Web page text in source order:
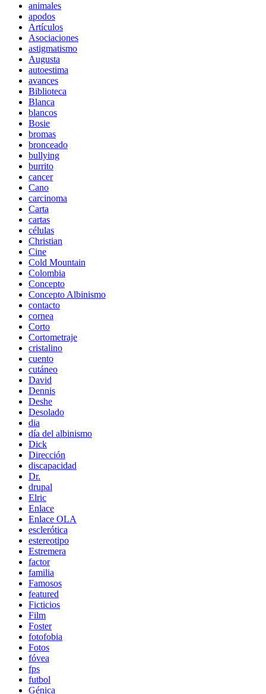
animales
apodos
Artículos
Asociaciones
astigmatismo
Augusta
autoestima
avances
Biblioteca
Blanca
blancos
Bosie
bromas
bronceado
bullying
burrito
cancer
Cano
carcinoma
Carta
cartas
células
Christian
Cine
Cold Mountain
Colombia
Concepto
Concepto Albinismo
contacto
cornea
Corto
Cortometraje
cristalino
cuento
cutáneo
David
Dennis
Deshe
Desolado
dia
día del albinismo
Dick
Dirección
discapacidad
Dr.
drupal
Elric
Enlace
Enlace OLA
esclerótica
estereotipo
Estremera
factor
familia
Famosos
featured
Ficticios
Film
Foster
fotofobia
Fotos
fóvea
fps
futbol
Génica